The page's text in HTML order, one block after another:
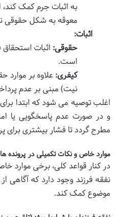
به اثبات جرم کمک
معوقه به شکل حقوقی
اثبات:
حقوقی: اثبات استحقاق
است.
کیفری: علاوه بر موارد
نیت) مبنی بر عدم
اغلب توصیه می شود که ابتدا
و در صورت عدم پاسخگویی یا
مطرح گردد تا فشار بیشتری برای
موارد خاص و نکات تکمیلی در پرونده
در کنار قواعد کلی، برخی موارد
نفقه فرزند وجود دارد که آگاهی
موضوع کمک کند.